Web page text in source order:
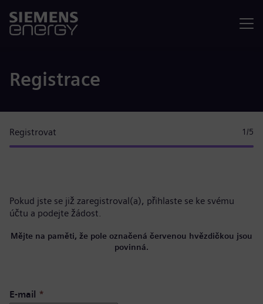
Registrace
Registrovat 1 /5
Pokud jste se již zaregistroval(a), přihlaste se ke svému
účtu a podejte žádost.
Mějte na paměti, že pole označená červenou hvězdičkou jsou
povinná.
E-mail *